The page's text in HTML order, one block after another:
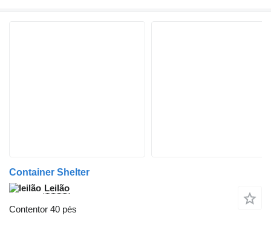
Container Shelter
Leilão
Contentor 40 pés